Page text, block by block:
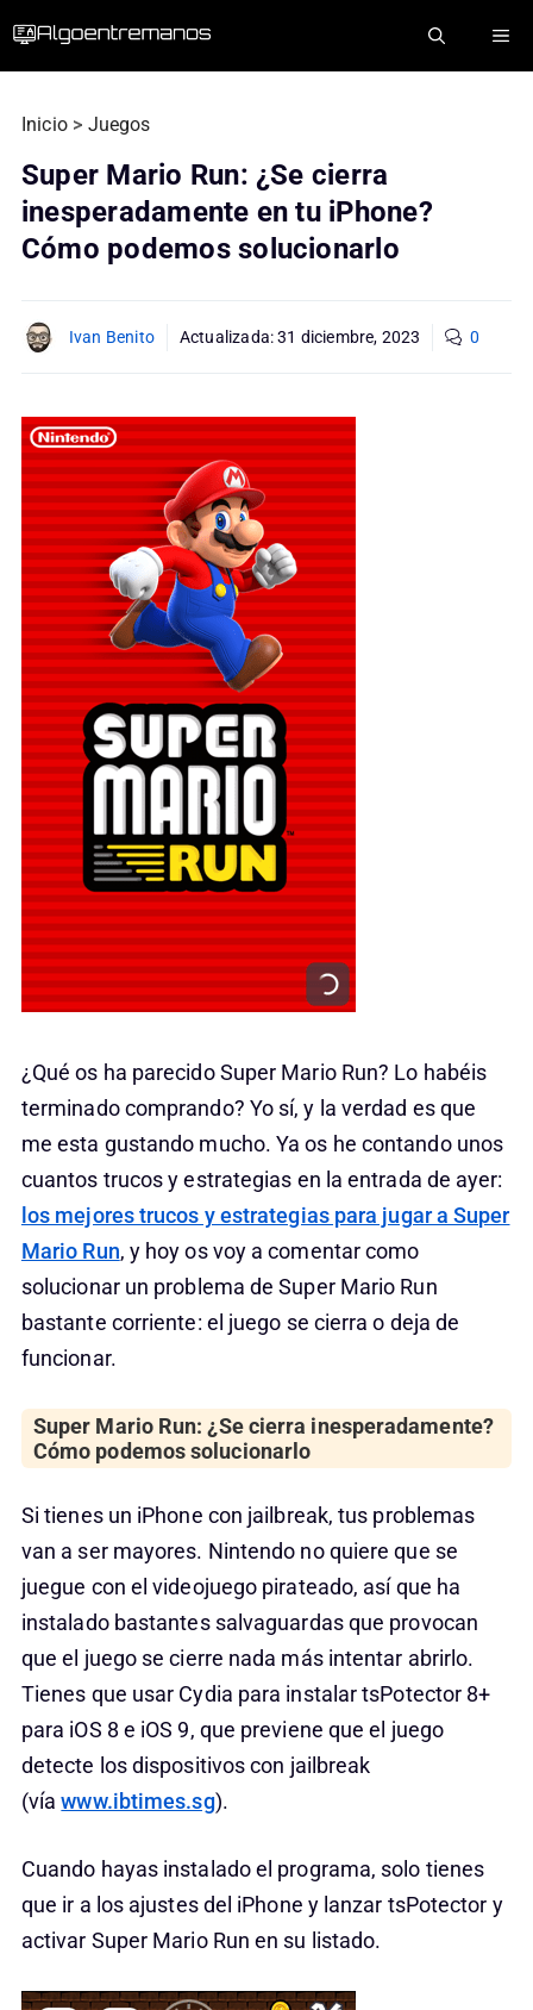
Inicio > Juegos
Super Mario Run: ¿Se cierra
inesperadamente en tu iPhone?
Cómo podemos solucionarlo
Ivan Benito Actualizada:31 diciembre, 2023 0
¿Qué os ha parecido Super Mario Run? Lo habéis
terminado comprando? Yo sí, y la verdad es que
me esta gustando mucho. Ya os he contando unos
cuantos trucos y estrategias en la entrada de ayer:
los mejores trucos y estrategias para jugar a Super
Mario Run, y hoy os voy a comentar como
solucionar un problema de Super Mario Run
bastante corriente: el juego se cierra o deja de
funcionar.
Super Mario Run: ¿Se cierra inesperadamente?
Cómo podemos solucionarlo
Si tienes un iPhone con jailbreak, tus problemas
van a ser mayores. Nintendo no quiere que se
juegue con el videojuego pirateado, así que ha
instalado bastantes salvaguardas que provocan
que el juego se cierre nada más intentar abrirlo.
Tienes que usar Cydia para instalar tsPotector 8+
para iOS 8 e iOS 9, que previene que el juego
detecte los dispositivos con jailbreak
(víawww.ibtimes.sg).
Cuando hayas instalado el programa, solo tienes
que ir a los ajustes del iPhone y lanzar tsPotector y
activar Super Mario Run en su listado.